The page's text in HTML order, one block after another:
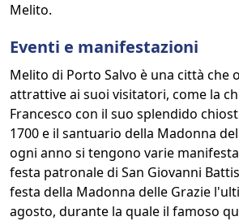
Melito.
Eventi e manifestazioni
Melito di Porto Salvo è una città che
attrattive ai suoi visitatori, come la
Francesco con il suo splendido
1700 e il santuario della Madonna
ogni anno si tengono varie
festa patronale di San Giovanni
festa della Madonna delle Grazie
agosto, durante la quale il famoso